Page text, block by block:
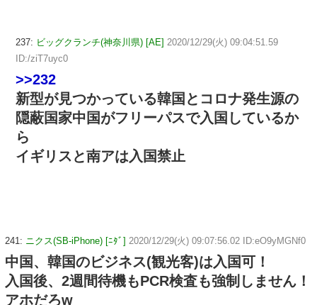
237: ビッグクランチ(神奈川県) [AE] 2020/12/29(火) 09:04:51.59
ID:/ziT7uyc0
>>232
新型が見つかっている韓国とコロナ発生源の
隠蔽国家中国がフリーパスで入国しているか
ら
イギリスと南アは入国禁止
241: ニクス(SB-iPhone) [ﾆﾀﾞ] 2020/12/29(火) 09:07:56.02 ID:eO9yMGNf0
中国、韓国のビジネス(観光客)は入国可！
入国後、2週間待機もPCR検査も強制しません！
アホだろw